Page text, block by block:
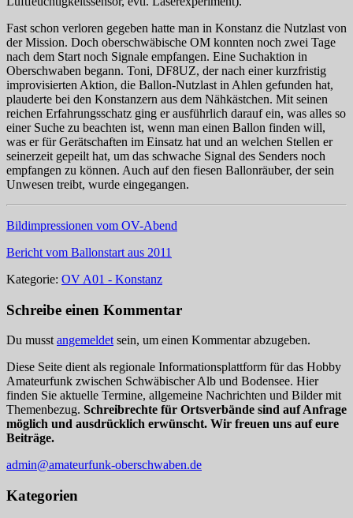
Fast schon verloren gegeben hatte man in Konstanz die Nutzlast von
der Mission. Doch oberschwäbische OM konnten noch zwei Tage
nach dem Start noch Signale empfangen. Eine Suchaktion in
Oberschwaben begann. Toni, DF8UZ, der nach einer kurzfristig
improvisierten Aktion, die Ballon-Nutzlast in Ahlen gefunden hat,
plauderte bei den Konstanzern aus dem Nähkästchen. Mit seinen
reichen Erfahrungsschatz ging er ausführlich darauf ein, was alles so
einer Suche zu beachten ist, wenn man einen Ballon finden will,
was er für Gerätschaften im Einsatz hat und an welchen Stellen er
seinerzeit gepeilt hat, um das schwache Signal des Senders noch
empfangen zu können. Auch auf den fiesen Ballonräuber, der sein
Unwesen treibt, wurde eingegangen.
Bildimpressionen vom OV-Abend
Bericht vom Ballonstart aus 2011
Kategorie: OV A01 - Konstanz
Schreibe einen Kommentar
Du musst angemeldet sein, um einen Kommentar abzugeben.
Diese Seite dient als regionale Informationsplattform für das Hobby
Amateurfunk zwischen Schwäbischer Alb und Bodensee. Hier
finden Sie aktuelle Termine, allgemeine Nachrichten und Bilder mit
Themenbezug. Schreibrechte für Ortsverbände sind auf Anfrage
möglich und ausdrücklich erwünscht. Wir freuen uns auf eure
Beiträge.
admin@amateurfunk-oberschwaben.de
Kategorien